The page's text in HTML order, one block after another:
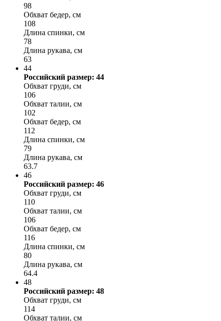
98
Обхват бедер, см
108
Длина спинки, см
78
Длина рукава, см
63
44
Российский размер: 44
Обхват груди, см
106
Обхват талии, см
102
Обхват бедер, см
112
Длина спинки, см
79
Длина рукава, см
63.7
46
Российский размер: 46
Обхват груди, см
110
Обхват талии, см
106
Обхват бедер, см
116
Длина спинки, см
80
Длина рукава, см
64.4
48
Российский размер: 48
Обхват груди, см
114
Обхват талии, см